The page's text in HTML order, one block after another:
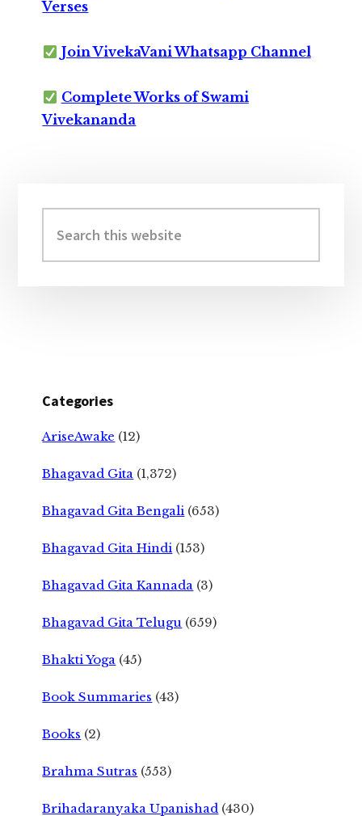
Verses
Join VivekaVani Whatsapp Channel
Complete Works of Swami
Vivekananda
Sidebar
this
website
Categories
AriseAwake (12)
Bhagavad Gita (1,372)
Bhagavad Gita Bengali (653)
Bhagavad Gita Hindi (153)
Bhagavad Gita Kannada (3)
Bhagavad Gita Telugu (659)
Bhakti Yoga (45)
Book Summaries (43)
Books (2)
Brahma Sutras (553)
Brihadaranyaka Upanishad (430)